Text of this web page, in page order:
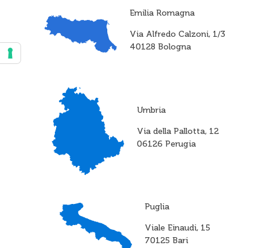
Emilia Romagna
Via Alfredo Calzoni, 1/3
40128 Bologna
Umbria
Via della Pallotta, 12
06126 Perugia
Puglia
Viale Einaudi, 15
70125 Bari